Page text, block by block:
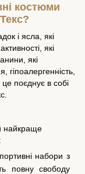
костюми
і ясла, які
які
які
поєднує в собі
найкраще
набори з
повну свободу